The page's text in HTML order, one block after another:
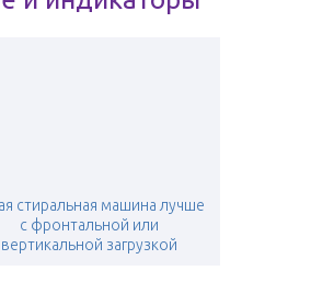
стиральная машина лучше
с фронтальной или
вертикальной загрузкой